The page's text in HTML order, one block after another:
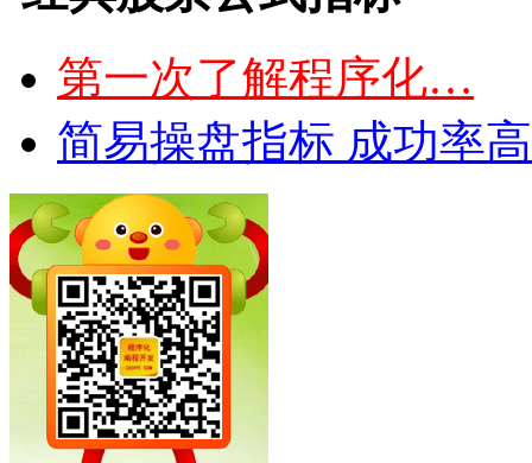
第一次了解程序化…
简易操盘指标 成功率